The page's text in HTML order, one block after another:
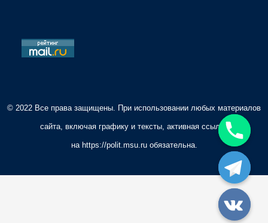
© 2022 Все права защищены. При использовании любых материалов
сайта, включая графику и тексты, активная ссылка
на https://polit.msu.ruобязательна.